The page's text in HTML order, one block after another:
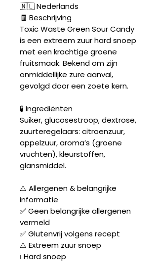
🇳🇱 Nederlands
🧾 Beschrijving
Toxic Waste Green Sour Candy
is een extreem zuur hard snoep
met een krachtige groene
fruitsmaak. Bekend om zijn
onmiddellijke zure aanval,
gevolgd door een zoete kern.
🧪 Ingrediënten
Suiker, glucosestroop, dextrose,
zuurteregelaars: citroenzuur,
appelzuur, aroma’s (groene
vruchten), kleurstoffen,
glansmiddel.
⚠️ Allergenen & belangrijke
informatie
✅ Geen belangrijke allergenen
vermeld
✅ Glutenvrij volgens recept
⚠️ Extreem zuur snoep
ℹ️ Hard snoep